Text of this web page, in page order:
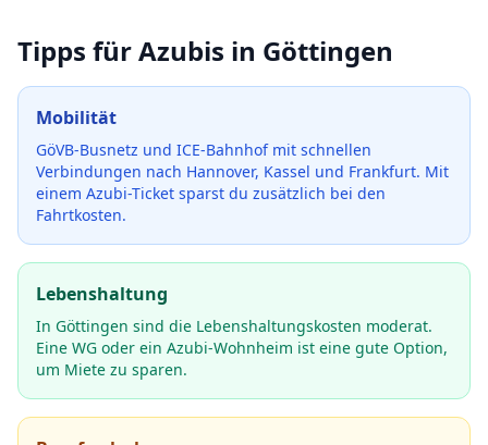
Tipps für Azubis in Göttingen
Mobilität
GöVB-Busnetz und ICE-Bahnhof mit schnellen
Verbindungen nach Hannover, Kassel und Frankfurt. Mit
einem Azubi-Ticket sparst du zusätzlich bei den
Fahrtkosten.
Lebenshaltung
In Göttingen sind die Lebenshaltungskosten moderat.
Eine WG oder ein Azubi-Wohnheim ist eine gute Option,
um Miete zu sparen.